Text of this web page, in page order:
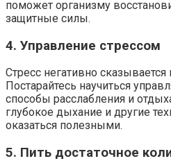
поможет организму
защитные силы.
4. Управление стрессом
Стресс негативно
Постарайтесь научиться
способы расслабления и
глубокое дыхание и другие
оказаться полезными.
5. Пить достаточное